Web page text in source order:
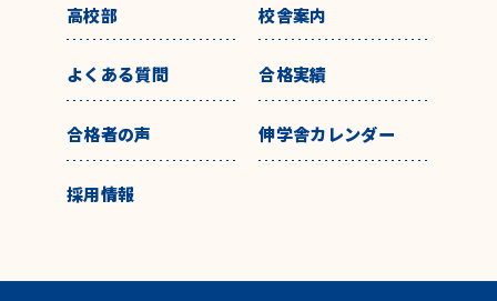
高校部 校舎案内
よくある質問 合格実績
合格者の声 伸学舎カレンダー
採用情報